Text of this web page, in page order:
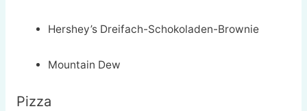
Hershey’s Dreifach-Schokoladen-Brownie
Mountain Dew
Pizza